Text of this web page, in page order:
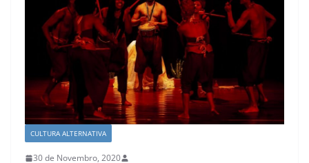
CULTURA ALTERNATIVA
30 de Novembro, 2020